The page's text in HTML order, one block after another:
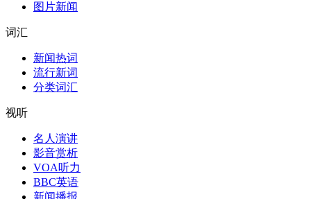
图片新闻
词汇
新闻热词
流行新词
分类词汇
视听
名人演讲
影音赏析
VOA听力
BBC英语